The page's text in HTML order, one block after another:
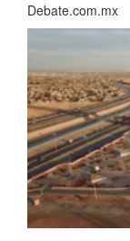
Debate.com.mx